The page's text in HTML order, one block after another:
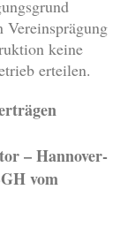
Vereinsprägung
keine
erteilen.
– Hannover-
vom